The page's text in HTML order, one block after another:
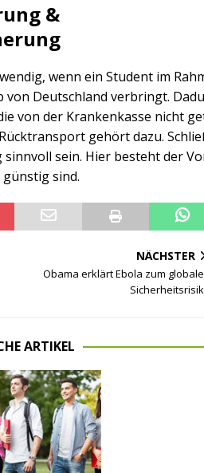
&
wenn ein Student im
Deutschland verbringt.
von der Krankenkasse nicht
gehört dazu.
sein. Hier besteht der
sind.
NÄCHSTER
Obama erklärt Ebola zum
ARTIKEL